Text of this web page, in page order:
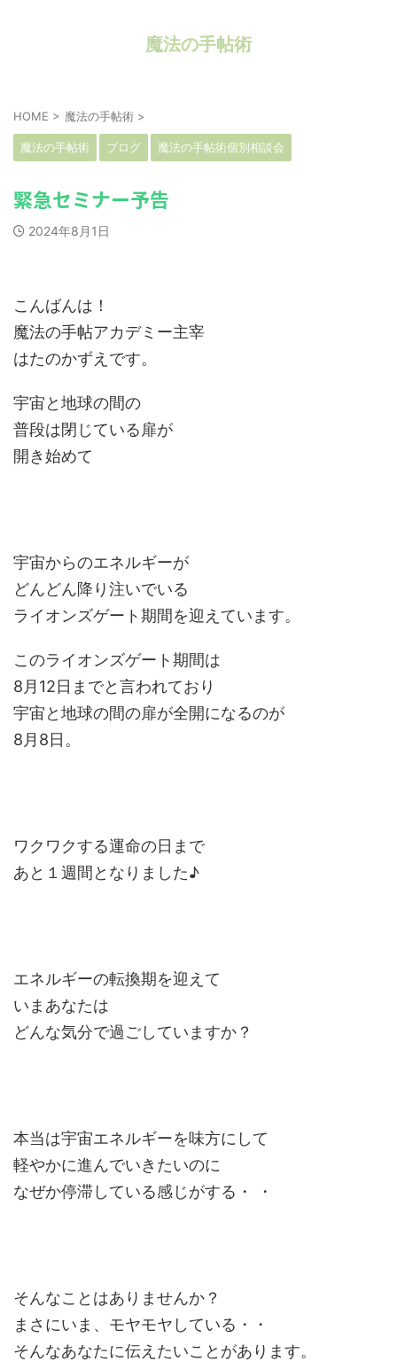
魔法の手帖術
HOME > 魔法の手帖術 >
魔法の手帖術 ブログ 魔法の手帖術個別相談会
緊急セミナー予告
2024年8月1日
こんばんは！
魔法の手帖アカデミー主宰
はたのかずえです。
宇宙と地球の間の
普段は閉じている扉が
開き始めて
宇宙からのエネルギーが
どんどん降り注いでいる
ライオンズゲート期間を迎えています。
このライオンズゲート期間は
8月12日までと言われており
宇宙と地球の間の扉が全開になるのが
8月8日。
ワクワクする運命の日まで
あと１週間となりました♪
エネルギーの転換期を迎えて
いまあなたは
どんな気分で過ごしていますか？
本当は宇宙エネルギーを味方にして
軽やかに進んでいきたいのに
なぜか停滞している感じがする・ ・
そんなことはありませんか？
まさにいま、モヤモヤしている・・
そんなあなたに伝えたいことがあります。